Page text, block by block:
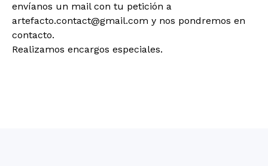
envíanos un mail con tu petición a
artefacto.contact@gmail.com y nos pondremos en
contacto.
Realizamos encargos especiales.